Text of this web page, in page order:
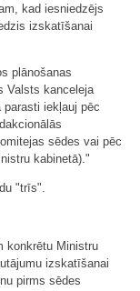
kad iesniedzējs
izskatīšanai
plānošanas
Valsts kanceleja
parasti iekļauj pēc
sēdes vai pēc
kabinetā)."
"trīs".
konkrētu Ministru
izskatīšanai
pirms sēdes